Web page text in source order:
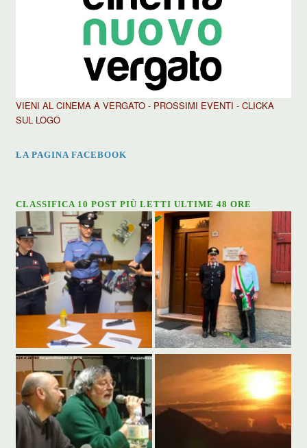
VIENI AL CINEMA A VERGATO - PROSSIMI EVENTI - CLICKA
SUL LOGO
LA PAGINA FACEBOOK
CLASSIFICA 10 POST PIÙ LETTI ULTIME 48 ORE